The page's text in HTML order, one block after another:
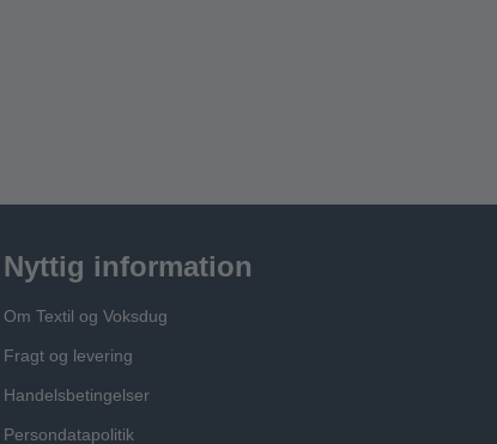
Nyttig information
Om Textil og Voksdug
Fragt og levering
Handelsbetingelser
Persondatapolitik